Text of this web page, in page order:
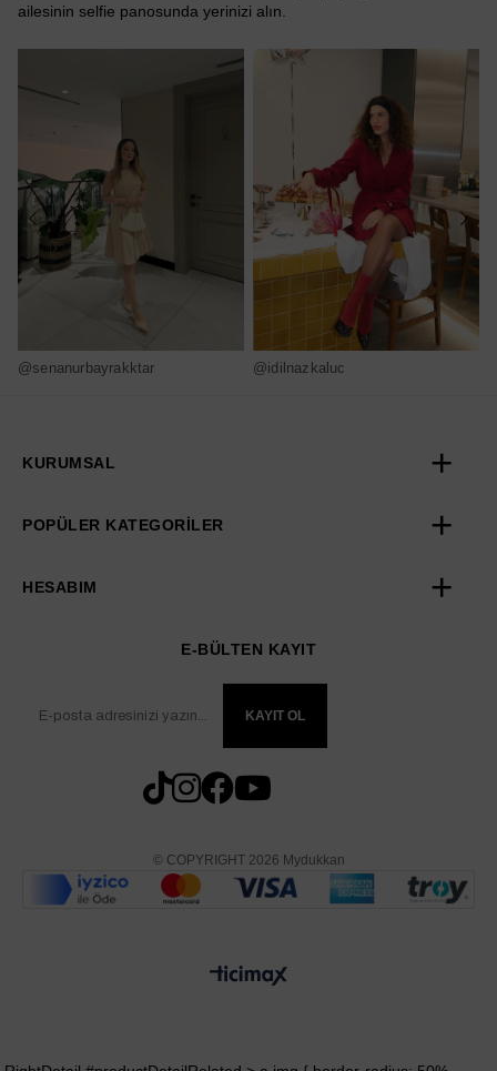
ailesinin selfie panosunda yerinizi alın.
@senanurbayrakktar @idilnazkaluc
KURUMSAL
POPÜLER KATEGORİLER
HESABIM
E-BÜLTEN KAYIT
KAYIT OL
© COPYRIGHT 2026 Mydukkan